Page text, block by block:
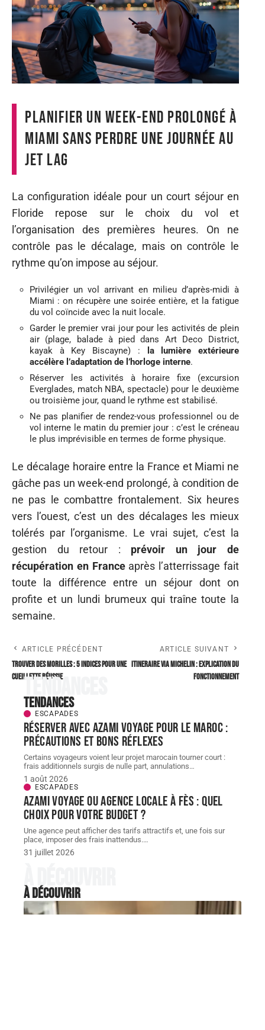
Planifier un week-end prolongé à
Miami sans perdre une journée au
jet lag
La configuration idéale pour un court séjour en
Floride repose sur le choix du vol et
l’organisation des premières heures. On ne
contrôle pas le décalage, mais on contrôle le
rythme qu’on impose au séjour.
Privilégier un vol arrivant en milieu d’après-midi à
Miami : on récupère une soirée entière, et la fatigue
du vol coïncide avec la nuit locale.
Garder le premier vrai jour pour les activités de plein
air (plage, balade à pied dans Art Deco District,
kayak à Key Biscayne) :
la lumière extérieure
accélère l’adaptation de l’horloge interne.
Réserver les activités à horaire fixe (excursion
Everglades, match NBA, spectacle) pour le deuxième
ou troisième jour, quand le rythme est stabilisé.
Ne pas planifier de rendez-vous professionnel ou de
vol interne le matin du premier jour : c’est le créneau
le plus imprévisible en termes de forme physique.
Le décalage horaire entre la France et Miami ne
gâche pas un week-end prolongé, à condition de
ne pas le combattre frontalement. Six heures
vers l’ouest, c’est un des décalages les mieux
tolérés par l’organisme. Le vrai sujet, c’est la
gestion du retour : prévoir un jour de
récupération en Franceaprès l’atterrissage fait
toute la différence entre un séjour dont on
profite et un lundi brumeux qui traîne toute la
semaine.
ARTICLE PRÉCÉDENT
Trouver des morilles : 5 indices pour une
cueillette réussie
ARTICLE SUIVANT
Itineraire via michelin : explication du
fonctionnement
Tendances
Tendances
ESCAPADES
Réserver avec AZAMI VOYAGE pour le Maroc :
précautions et bons réflexes
Certains voyageurs voient leur projet marocain tourner court :
frais additionnels surgis de nulle part, annulations…
1 août 2026
ESCAPADES
AZAMI VOYAGE ou agence locale à Fès : quel
choix pour votre budget ?
Une agence peut afficher des tarifs attractifs et, une fois sur
place, imposer des frais inattendus.…
31 juillet 2026
À découvrir
À découvrir